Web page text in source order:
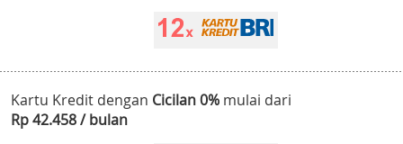
Kartu Kredit dengan Cicilan 0% mulai dari
Rp 42.458 / bulan